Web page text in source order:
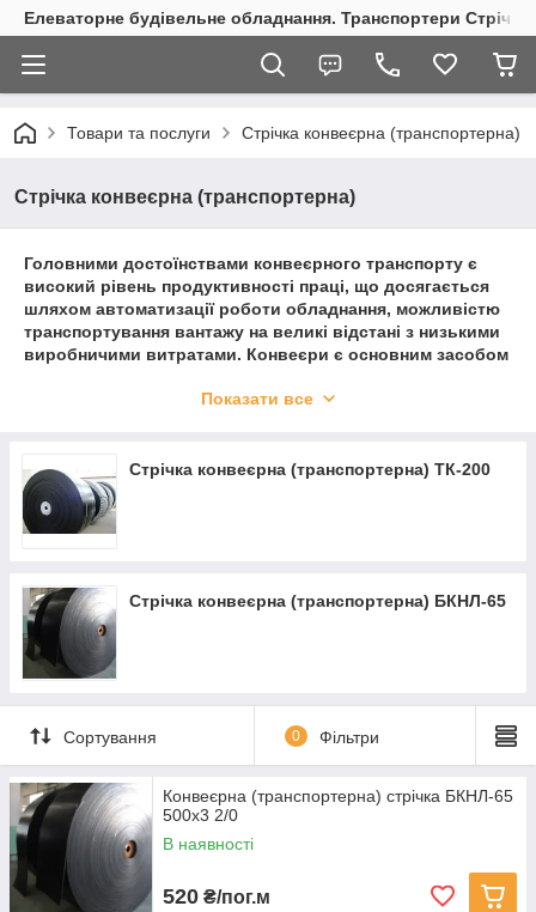
Елеваторне будівельне обладнання. Транспортери
Товари та послуги Стрічка конвеєрна (транспортерна)
Стрічка конвеєрна (транспортерна)
Головними достоїнствами конвеєрного транспорту є
високий рівень продуктивності праці, що досягається
шляхом автоматизації роботи обладнання, можливістю
транспортування вантажу на великі відстані з низькими
виробничими витратами. Конвеєри є основним засобом
на багатьох підприємствах більшості галузей
промисловості, виробництві будівельних матеріалів.
Правильно обрана для конкретних умов стрічка –
гарантія надійної та ефективної роботи конвеєрної
основі, як технічних тканин, так і метало тросів різної
міцності.
Конвеєрні (транспортерні) стрічки випускаються
практично для всіх галузей промисловості та сільського
Показати все
Стрічка конвеєрна (транспортерна) ТК-200
Стрічка конвеєрна (транспортерна) БКНЛ-65
Сортування 0 Фільтри
Конвеєрна (транспортерна) стрічка БКНЛ-65
500х3 2/0
В наявності
520 ₴/пог.м